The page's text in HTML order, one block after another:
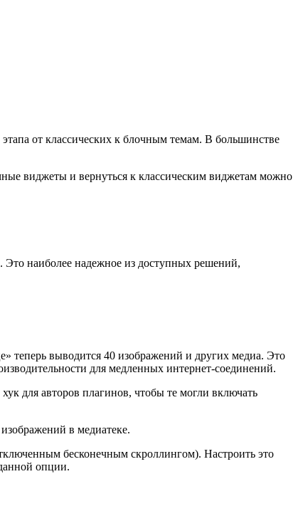
от классических к блочным темам. В большинстве
виджеты и вернуться к классическим виджетам можно
Это наиболее надежное из доступных решений,
теперь выводится 40 изображений и других медиа. Это
для медленных интернет-соединений.
для авторов плагинов, чтобы те могли включать
в медиатеке.
бесконечным скроллингом). Настроить это
опции.